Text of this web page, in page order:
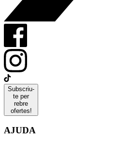
Subscriu-
te per
rebre
ofertes!
AJUDA